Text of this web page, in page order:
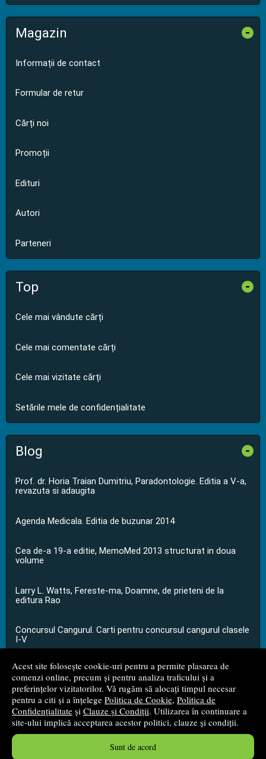
Acest site folosește cookie-uri pentru a permite plasarea de
comenzi online, precum și pentru analiza traficului și a
preferințelor vizitatorilor. Vă rugăm să alocați timpul necesar
pentru a citi și a înțelege Politica de Cookie, Politica de
Confidențialitate și Clauze și Condiții. Utilizarea în continuare a
site-ului implică acceptarea acestor politici, clauze și condiții.
Sunt de acord
Magazin -
Informații de contact
Formular de retur
Cărți noi
Promoții
Edituri
Autori
Parteneri
Top -
Cele mai vândute cărți
Cele mai comentate cărți
Cele mai vizitate cărți
Setările mele de confidențialitate
Blog -
Prof. dr. Horia Traian Dumitriu, Paradontologie. Editia a V-a,
revazuta si adaugita
Agenda Medicala. Editia de buzunar 2014
Cea de-a 19-a editie, MemoMed 2013 structurat in doua
volume
Larry L. Watts, Fereste-ma, Doamne, de prieteni de la
editura Rao
Concursul Cangurul. Carti pentru concursul cangurul clasele
I-V
...toate știrile
© 2008 - 2026S.C. M.G. Net Distribution S.R.L.
Magazin onlinecreat deVital Soft